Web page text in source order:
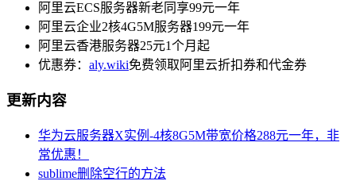
阿里云ECS服务器新老同享99元一年
阿里云企业2核4G5M服务器199元一年
阿里云香港服务器25元1个月起
优惠券： aly.wiki免费领取阿里云折扣券和代金券
更新内容
华为云服务器X实例-4核8G5M带宽价格288元一年，非
常优惠！
sublime删除空行的方法